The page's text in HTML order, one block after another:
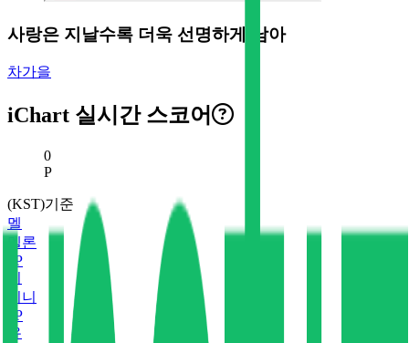
사랑은 지날수록 더욱 선명하게 남아
차가을
iChart 실시간 스코어
현재 스코어
0
P
(KST)기준
멜
멜론
P
지니
P
유